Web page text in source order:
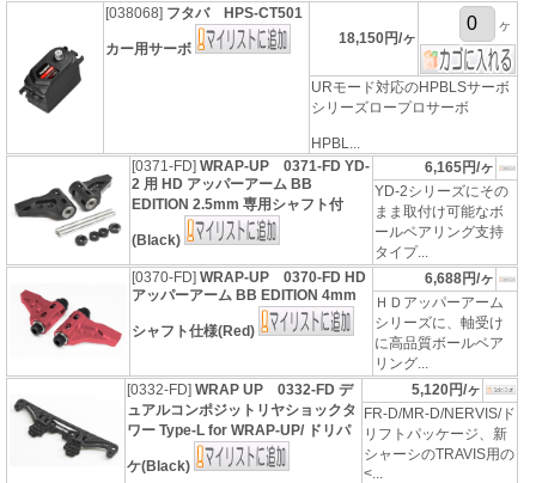
[038068] フタバ HPS-CT501
カー用サーボ
18,150円/ヶ
ヶ
URモード対応のHPBLSサーボ
シリーズロープロサーボ
HPBL...
[0371-FD]WRAP-UP 0371-FD YD-
2 用 HD アッパーアーム BB
EDITION 2.5mm 専用シャフト付
(Black)
6,165円/ヶ
YD-2シリーズにその
まま取付け可能なボ
ールベアリング支持
タイプ...
[0370-FD]WRAP-UP 0370-FD HD
アッパーアーム BB EDITION 4mm
シャフト仕様(Red)
6,688円/ヶ
ＨＤアッパーアーム
シリーズに、軸受け
に高品質ボールベア
リング...
[0332-FD]WRAP UP 0332-FD デ
ュアルコンポジットリヤショックタ
ワー Type-L for WRAP-UP/ ドリパ
ケ(Black)
5,120円/ヶ
FR-D/MR-D/NERVIS/ド
リフトパッケージ、新
シャーシのTRAVIS用の
<...